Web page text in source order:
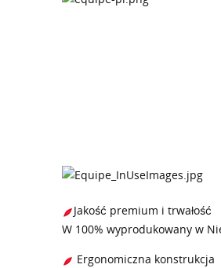
Jakość premium i trwałość
W 100% wyprodukowany w
Ergonomiczna konstrukcja